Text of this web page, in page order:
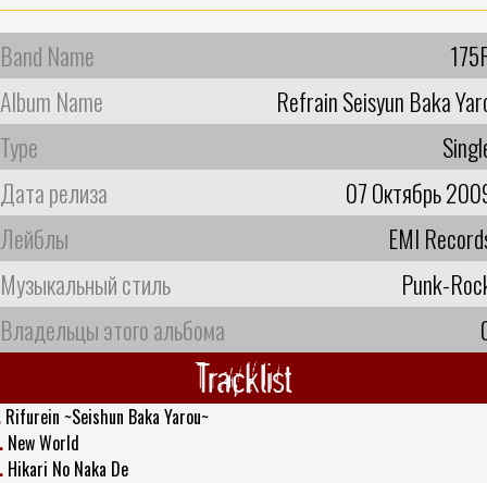
Band Name
Album Name
Refrain Seisyun Baka
Type
Дата релиза
07 Октябрь
Лейблы
EMI
Музыкальный стиль
Punk-
Владельцы этого альбома
Tracklist
Rifurein ~Seishun Baka Yarou~
New World
Hikari No Naka De